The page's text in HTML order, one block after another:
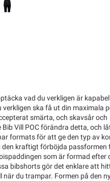
vad du verkligen är
ska få ut din maximala
smärta, och skavsår och
Vill POC förändra detta, och
formats för att ge den typ av
kraftigt förböjda passformen
som är formad efter
bibshorts gör det enklare att
du trampar. Formen på den